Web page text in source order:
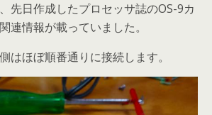
先日作成したプロセッサ誌のOS-9カ
連情報が載っていました。
はほぼ順番通りに接続します。